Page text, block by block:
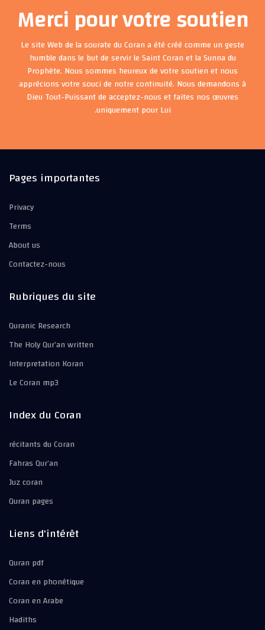
Merci pour votre soutien
Le site Web de la sourate du Coran a été créé comme un geste
humble dans le but de servir le Saint Coran et la Sunna du
Prophète. Nous sommes heureux de votre soutien et nous
apprécions votre souci de notre continuité. Nous demandons à
Dieu Tout-Puissant de acceptez-nous et faites nos œuvres
uniquement pour Lui.
Pages importantes
Privacy
Terms
About us
Contactez-nous
Rubriques du site
Quranic Research
The Holy Qur’an written
Interpretation Koran
Le Coran mp3
Index du Coran
récitants du Coran
Fahras Qur’an
Juz coran
Quran pages
Liens d'intérêt
Quran pdf
Coran en phonétique
Coran en Arabe
Hadiths